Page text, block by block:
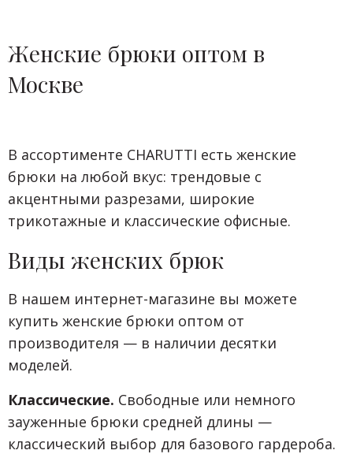
Женские брюки оптом в
Москве
В ассортименте CHARUTTI есть женские
брюки на любой вкус: трендовые с
акцентными разрезами, широкие
трикотажные и классические офисные.
Виды женских брюк
В нашем интернет-магазине вы можете
купить женские брюки оптом от
производителя — в наличии десятки
моделей.
Классические. Свободные или немного
зауженные брюки средней длины —
классический выбор для базового гардероба.